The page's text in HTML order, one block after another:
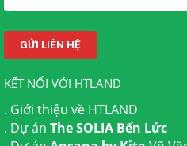
KẾT NỐI VỚI HTLAND
. Giới thiệu về HTLAND
. Dự án The SOLIA Bến Lức